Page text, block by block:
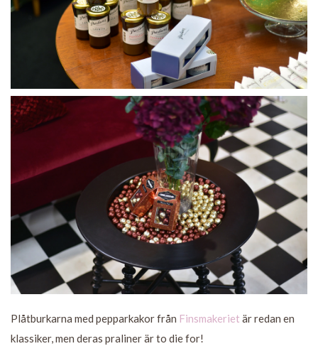
Plåtburkarna med pepparkakor från Finsmakeriet är redan en
klassiker, men deras praliner är to die for!